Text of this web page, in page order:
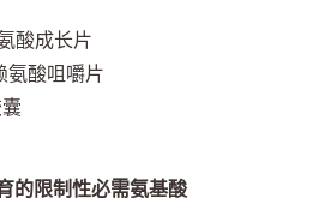
酸成长片
酸咀嚼片
的限制性必需氨基酸